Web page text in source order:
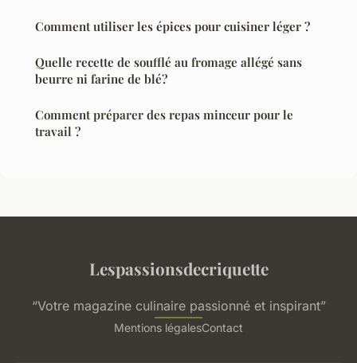
Comment utiliser les épices pour cuisiner léger ?
Quelle recette de soufflé au fromage allégé sans
beurre ni farine de blé?
Comment préparer des repas minceur pour le
travail ?
Lespassionsdecriquette
“Votre magazine culinaire passionné et inspirant”
Mentions légalesContact